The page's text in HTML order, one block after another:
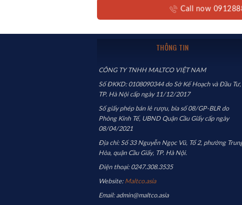
Call now
THÔNG TIN
CÔNG TY TNHH MALTCO VIỆT NAM
Số ĐKKD: 0108090344 do Sở Kế Hoạch và Đầu Tư,
TP. Hà Nội cấp ngày 11/12/2017
Số giấy phép bán lẻ rượu, bia số 08/GP-BLR do
Phòng Kinh Tế, UBND Quận Cầu Giấy cấp ngày
08/04/2021
Địa chỉ: Số 33 Nguyễn Ngọc Vũ, Tổ 2, phường
Hòa, quận Cầu Giấy, TP. Hà Nội.
Điện thoại: 0247.308.3535
Website: Maltco.asia
Email: admin@maltco.asia